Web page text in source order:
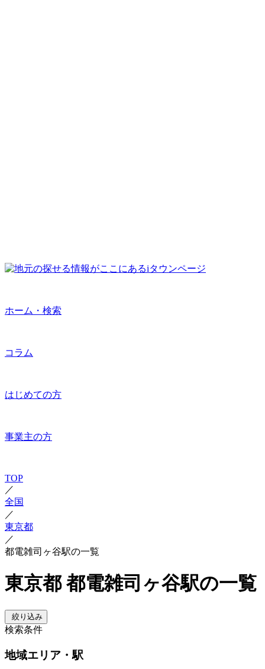
ホーム・検索
コラム
はじめての方
事業主の方
TOP
／
全国
／
東京都
／
都電雑司ヶ谷駅の一覧
東京都 都電雑司ヶ谷駅の一覧
絞り込み
検索条件
地域エリア・駅